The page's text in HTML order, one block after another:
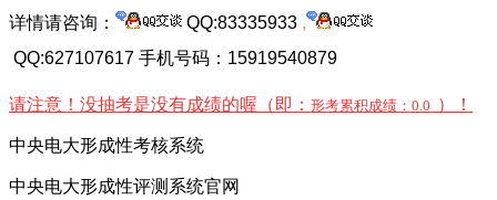
详情请咨询： QQ:83335933 ,
QQ:627107617 手机号码：15919540879
请注意！没抽考是没有成绩的喔（即： 形考累积成绩： 0.0 ）！
中央电大形成性考核系统
中央电大形成性评测系统官网